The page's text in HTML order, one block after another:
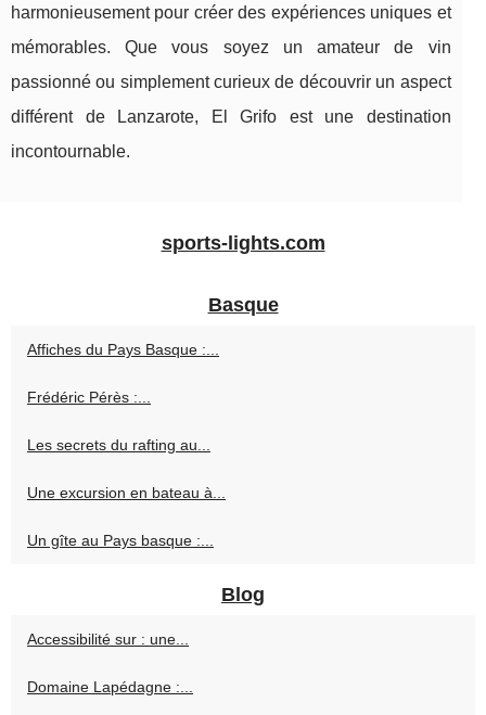
harmonieusement pour créer des expériences uniques et
mémorables. Que vous soyez un amateur de vin
passionné ou simplement curieux de découvrir un aspect
différent de Lanzarote, El Grifo est une destination
incontournable.
sports-lights.com
Basque
Affiches du Pays Basque :...
Frédéric Pérès :...
Les secrets du rafting au...
Une excursion en bateau à...
Un gîte au Pays basque :...
Blog
Accessibilité sur : une...
Domaine Lapédagne :...